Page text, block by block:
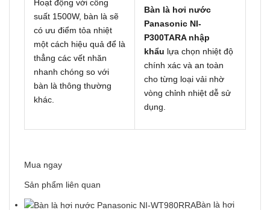
Hoạt động với công
suất 1500W, bàn là sẽ
có ưu điểm tỏa nhiệt
một cách hiệu quả để là
thẳng các vết nhăn
nhanh chóng so với
bàn là thông thường
khác.
Bàn là hơi nước
Panasonic NI-
P300TARA nhập
khẩu lựa chọn nhiệt độ
chính xác và an toàn
cho từng loại vải nhờ
vòng chỉnh nhiệt dễ sử
dụng.
Mua ngay
Sản phẩm liên quan
Bàn là hơi